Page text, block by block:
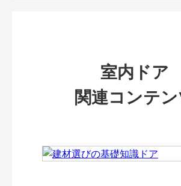
室内ドア
関連コンテ